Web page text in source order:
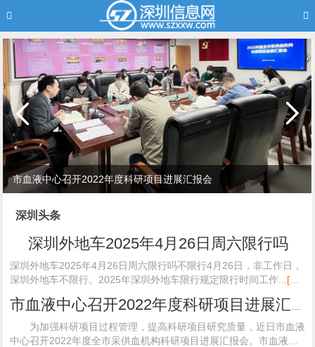
市血液中心召开2022年度科研项目进展汇报会
深圳头条
深圳外地车2025年4月26日周六限行吗
深圳外地车2025年4月26日周六限行吗不限行4月26日，非工作日，
深圳外地车不限行。2025年深圳外地车限行规定限行时间工作... [查
为加强科研项目过程管理，提高科研项目研究质量，近日市血液
中心召开2022年度全市采供血机构科研项目进展汇报会。市血液中